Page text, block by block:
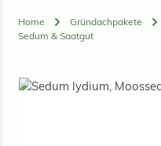
Home Gründachpakete
Sedum & Saatgut
Bildergalerie überspringen